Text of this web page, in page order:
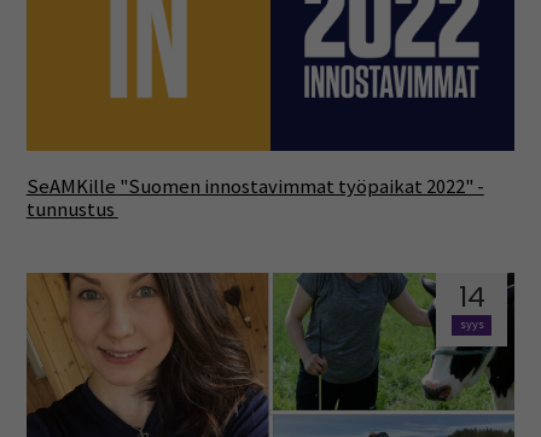
SeAMKille "Suomen innostavimmat työpaikat 2022" -
tunnustus
14
syys